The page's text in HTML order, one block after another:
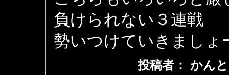
負けられない３連戦
勢いつけていきましょ
投稿者： かん